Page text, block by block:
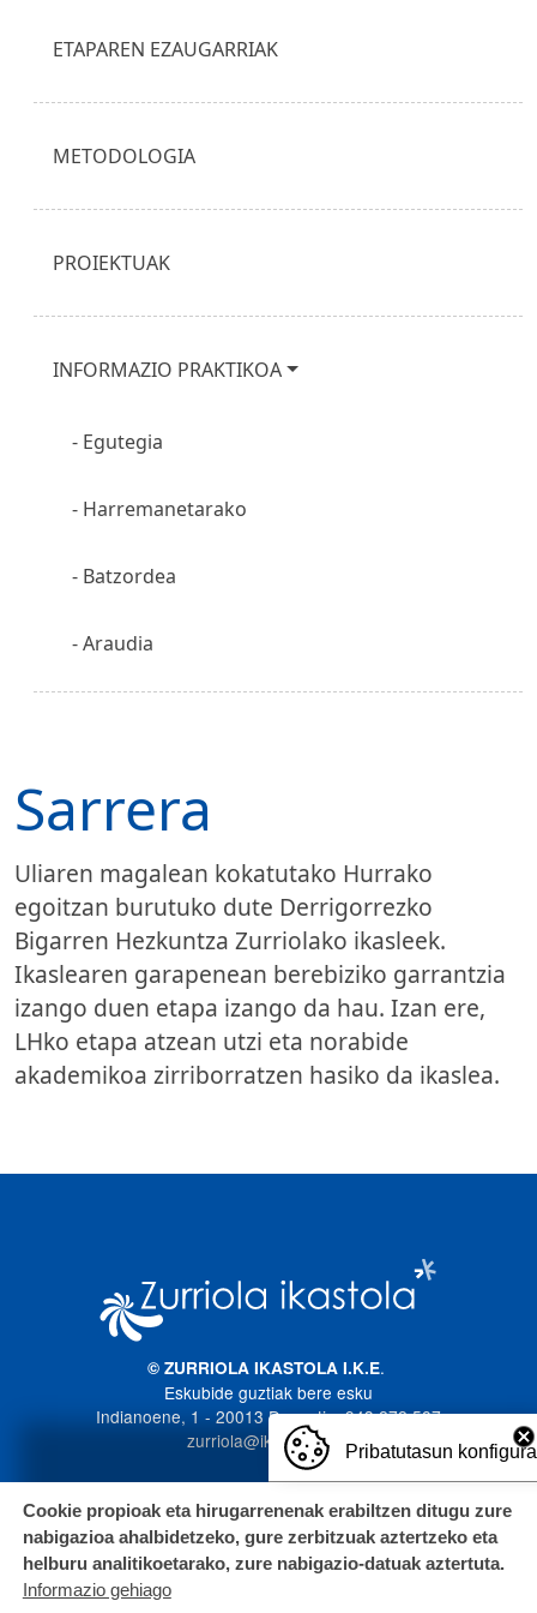
Sarrera
Uliaren magalean kokatutako Hurrako
egoitzan burutuko dute Derrigorrezko
Bigarren Hezkuntza Zurriolako ikasleek.
Ikaslearen garapenean berebiziko garrantzia
izango duen etapa izango da hau. Izan ere,
LHko etapa atzean utzi eta norabide
akademikoa zirriborratzen hasiko da ikaslea.
ETAPAREN EZAUGARRIAK
METODOLOGIA
PROIEKTUAK
INFORMAZIO PRAKTIKOA
Egutegia
Harremanetarako
Batzordea
Araudia
© ZURRIOLA IKASTOLA I.K.E.
Eskubide guztiak bere esku
Indianoene, 1 - 20013 Donostia. 943 272 587
zurriola@ikastola.eus
Pribatutasun
Cookie propioak eta hirugarrenenak erabiltzen ditugu zure
nabigazioa ahalbidetzeko, gure zerbitzuak aztertzeko eta
helburu analitikoetarako, zure nabigazio-datuak aztertuta.
Informazio gehiago